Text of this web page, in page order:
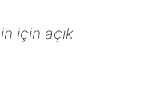
için açık